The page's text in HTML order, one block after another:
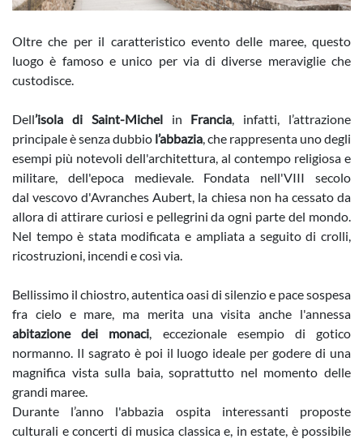
Oltre che per il caratteristico evento delle maree, questo
luogo è famoso e unico per via di diverse meraviglie che
custodisce.
Dell’isola di Saint-Michelin Francia, infatti, l’attrazione
principale è senza dubbio l’abbazia, che rappresenta uno degli
esempi più notevoli dell'architettura, al contempo religiosa e
militare, dell'epoca medievale. Fondata nell'VIII secolo
dal vescovo d'Avranches Aubert, la chiesa non ha cessato da
allora di attirare curiosi e pellegrini da ogni parte del mondo.
Nel tempo è stata modificata e ampliata a seguito di crolli,
ricostruzioni, incendi e così via.
Bellissimo il chiostro, autentica oasi di silenzio e pace sospesa
fra cielo e mare, ma merita una visita anche l'annessa
abitazione dei monaci, eccezionale esempio di gotico
normanno. Il sagrato è poi il luogo ideale per godere di una
magnifica vista sulla baia, soprattutto nel momento delle
grandi maree.
Durante l’anno l'abbazia ospita interessanti proposte
culturali e concerti di musica classica e, in estate, è possibile